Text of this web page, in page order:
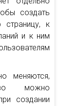
создать
страницу, к
и к ним
меняются,
можно
создании